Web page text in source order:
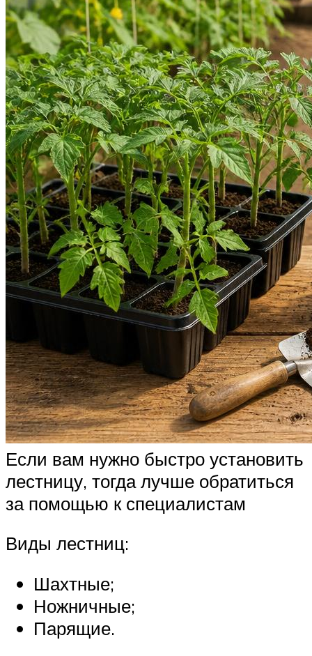
Если вам нужно быстро установить
лестницу, тогда лучше обратиться
за помощью к специалистам
Виды лестниц:
Шахтные;
Ножничные;
Парящие.